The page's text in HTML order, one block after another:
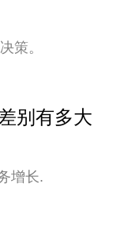
策。
别有多大
增长.